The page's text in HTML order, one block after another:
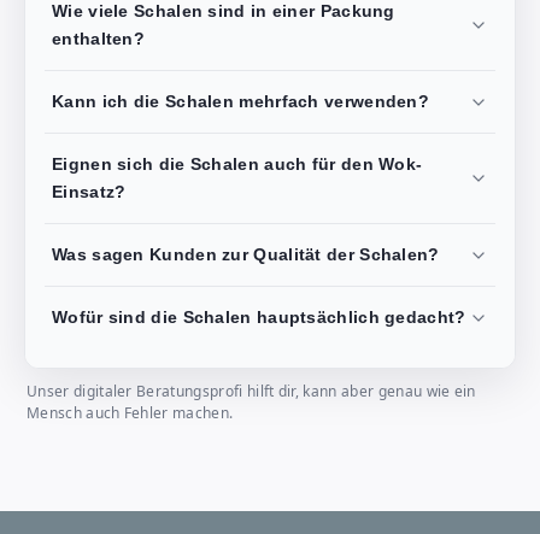
Wie viele Schalen sind in einer Packung
enthalten?
Kann ich die Schalen mehrfach verwenden?
Eignen sich die Schalen auch für den Wok-
Einsatz?
Was sagen Kunden zur Qualität der Schalen?
Wofür sind die Schalen hauptsächlich gedacht?
Unser digitaler Beratungsprofi hilft dir, kann aber genau wie ein
Mensch auch Fehler machen.